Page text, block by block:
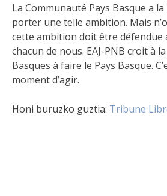
La Communauté Pays Basque a
porter une telle ambition. Mais
cette ambition doit être
chacun de nous. EAJ-PNB croit à
Basques à faire le Pays Basque.
moment d’agir.
Honi buruzko guztia: Tribune